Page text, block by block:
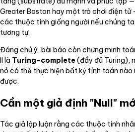
Greater Boston hay một trò chơi điện tử
các thuộc tính giống người nếu chúng
tương tự.
Đáng chú ý, bài báo còn chứng minh
II là Turing-complete(đầy đủ Turing),
nó có thể thực hiện bất kỳ tính toán nào
được.
Cần một giả định "Null"
Tác giả lập luận rằng các thuộc tính